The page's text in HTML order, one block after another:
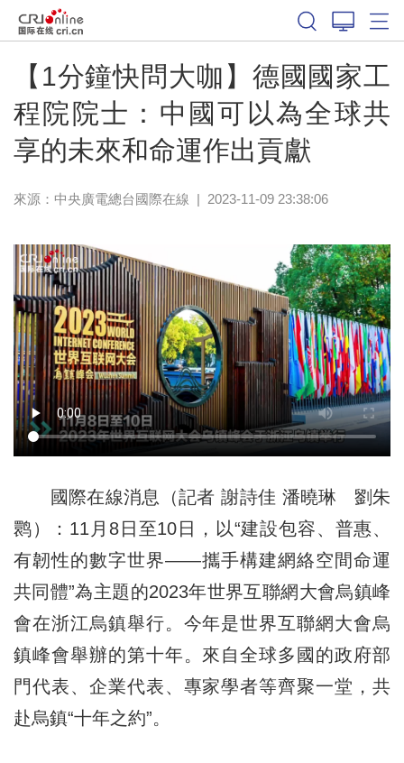
【1分鐘快問大咖】德國國家工
程院院士：中國可以為全球共
享的未來和命運作出貢獻
來源：中央廣電總台國際在線 | 2023-11-09 23:38:06
國際在線消息（記者 謝詩佳 潘曉琳 劉朱
鹮）：11月8日至10日，以“建設包容、普惠、
有韌性的數字世界——攜手構建網絡空間命運
共同體”為主題的2023年世界互聯網大會烏鎮峰
會在浙江烏鎮舉行。今年是世界互聯網大會烏
鎮峰會舉辦的第十年。來自全球多國的政府部
門代表、企業代表、專家學者等齊聚一堂，共
赴烏鎮“十年之約”。